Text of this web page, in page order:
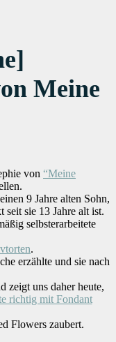
Meine
von “Meine
9 Jahre alten Sohn,
seit sie 13 Jahre alt ist.
selbsterarbeitete
.
erzählte und sie nach
zeigt uns daher heute,
richtig mit Fondant
Flowers zaubert.